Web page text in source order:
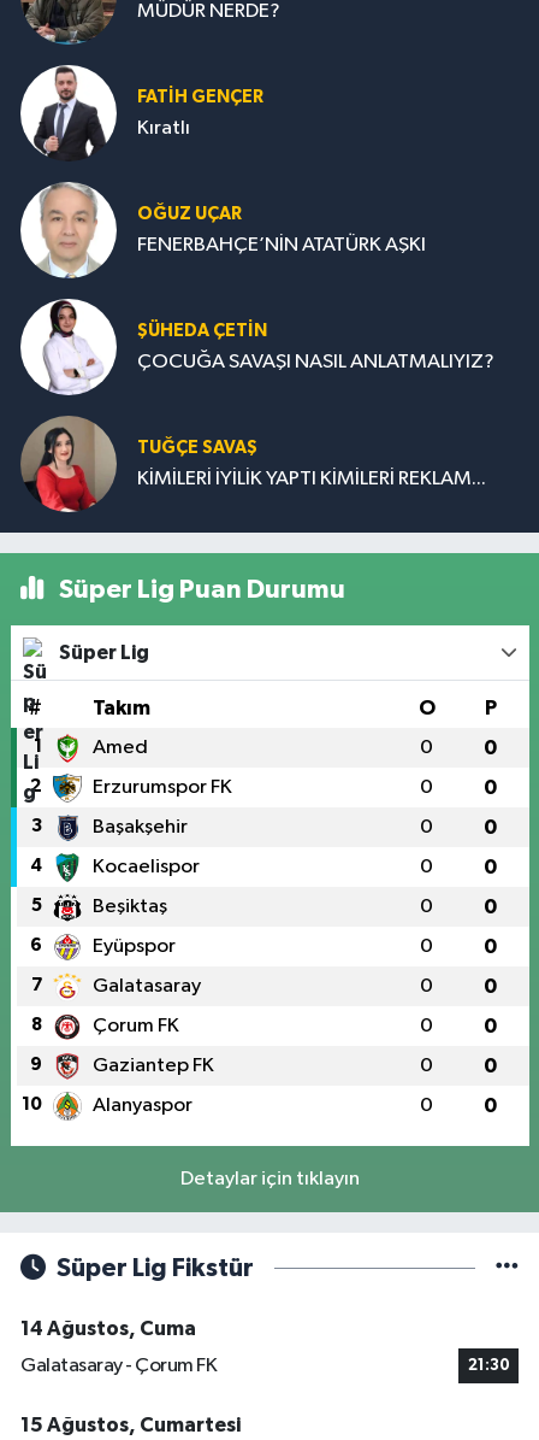
MÜDÜR NERDE?
FATIH GENÇER
Kıratlı
OĞUZ UÇAR
FENERBAHÇE’NİN ATATÜRK AŞKI
ŞÜHEDA ÇETİN
ÇOCUĞA SAVAŞI NASIL ANLATMALIYIZ?
TUĞÇE SAVAŞ
KİMİLERİ İYİLİK YAPTI KİMİLERİ REKLAM...
Süper Lig Puan Durumu
Süper Lig
# Takım O P
1 Amed 0 0
2 Erzurumspor FK 0 0
3 Başakşehir 0 0
4 Kocaelispor 0 0
5 Beşiktaş 0 0
6 Eyüpspor 0 0
7 Galatasaray 0 0
8 Çorum FK 0 0
9 Gaziantep FK 0 0
10 Alanyaspor 0 0
Detaylar için tıklayın
Süper Lig Fikstür
14 Ağustos, Cuma
Galatasaray - Çorum FK
21:30
15 Ağustos, Cumartesi